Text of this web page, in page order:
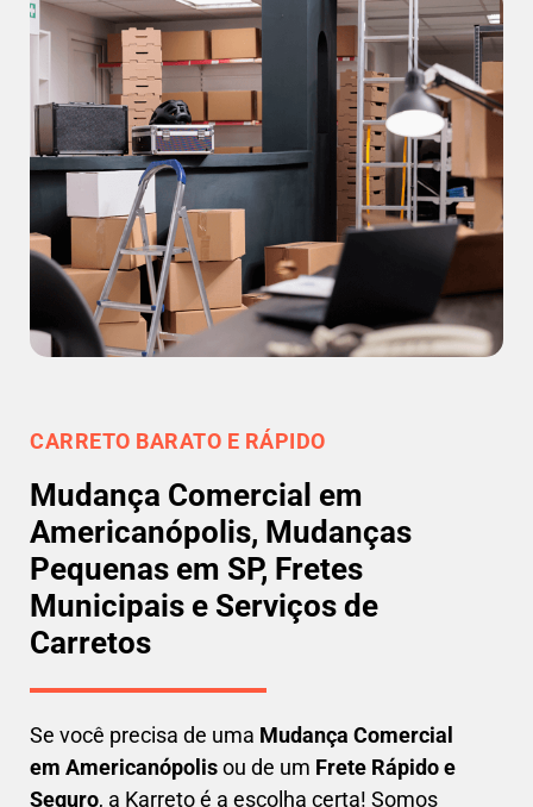
CARRETO BARATO E RÁPIDO
Mudança Comercial em
Americanópolis, Mudanças
Pequenas em SP, Fretes
Municipais e Serviços de
Carretos
Se você precisa de uma Mudança Comercial
em Americanópolisou de um Frete Rápido e
Seguro, a Karreto é a escolha certa! Somos